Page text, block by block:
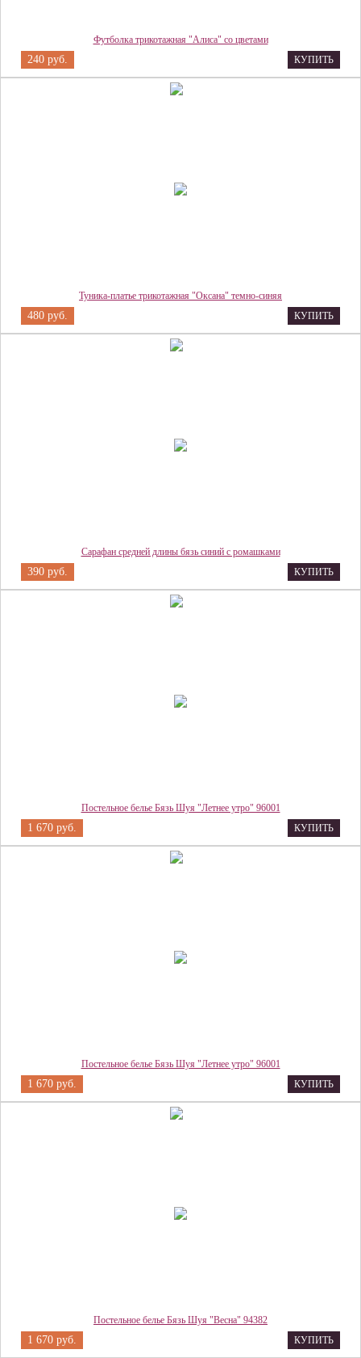
Футболка трикотажная "Алиса" со цветами
240 руб. КУПИТЬ
Туника-платье трикотажная "Оксана" темно-синяя
480 руб. КУПИТЬ
Сарафан средней длины бязь синий с ромашками
390 руб. КУПИТЬ
Постельное белье Бязь Шуя "Летнее утро" 96001
1 670 руб. КУПИТЬ
Постельное белье Бязь Шуя "Летнее утро" 96001
1 670 руб. КУПИТЬ
Постельное белье Бязь Шуя "Весна" 94382
1 670 руб. КУПИТЬ